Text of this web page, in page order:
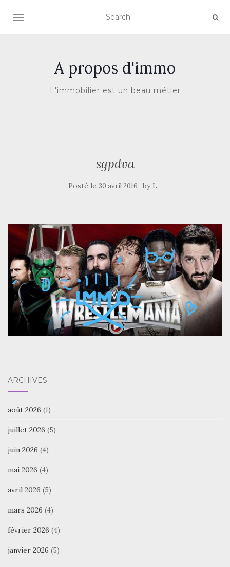
AFFICHER/MASQUER LA NAVIGATION
A propos d'immo
L'immobilier est un beau métier
sgpdva
Posté le 30 avril 2016 by L
ARCHIVES
août 2026 (1)
juillet 2026 (5)
juin 2026 (4)
mai 2026 (4)
avril 2026 (5)
mars 2026 (4)
février 2026 (4)
janvier 2026 (5)